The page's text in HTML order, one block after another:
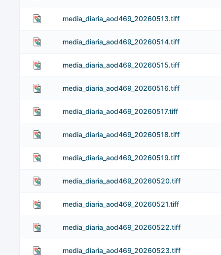
media_diaria_aod469_20260513.tiff
media_diaria_aod469_20260514.tiff
media_diaria_aod469_20260515.tiff
media_diaria_aod469_20260516.tiff
media_diaria_aod469_20260517.tiff
media_diaria_aod469_20260518.tiff
media_diaria_aod469_20260519.tiff
media_diaria_aod469_20260520.tiff
media_diaria_aod469_20260521.tiff
media_diaria_aod469_20260522.tiff
media_diaria_aod469_20260523.tiff